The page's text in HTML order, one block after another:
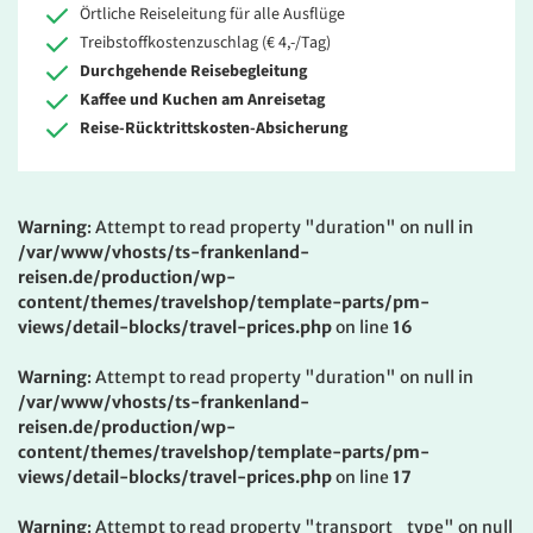
Örtliche Reiseleitung für alle Ausflüge
Treibstoffkostenzuschlag (€ 4,-/Tag)
Durchgehende Reisebegleitung
Kaffee und Kuchen am Anreisetag
Reise-Rücktrittskosten-Absicherung
Warning: Attempt to read property "duration" on null in
/var/www/vhosts/ts-frankenland-
reisen.de/production/wp-
content/themes/travelshop/template-parts/pm-
views/detail-blocks/travel-prices.phpon line 16
Warning: Attempt to read property "duration" on null in
/var/www/vhosts/ts-frankenland-
reisen.de/production/wp-
content/themes/travelshop/template-parts/pm-
views/detail-blocks/travel-prices.phpon line 17
Warning: Attempt to read property "transport_type" on null